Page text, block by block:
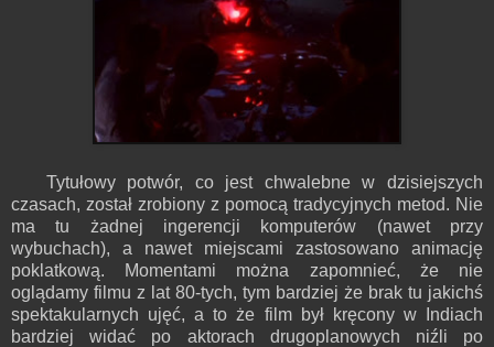
Tytułowy potwór, co jest chwalebne w dzisiejszych
czasach, został zrobiony z pomocą tradycyjnych metod. Nie
ma tu żadnej ingerencji komputerów (nawet przy
wybuchach), a nawet miejscami zastosowano animację
poklatkową. Momentami można zapomnieć, że nie
oglądamy filmu z lat 80-tych, tym bardziej że brak tu jakichś
spektakularnych ujęć, a to że film był kręcony w Indiach
bardziej widać po aktorach drugoplanowych niźli po